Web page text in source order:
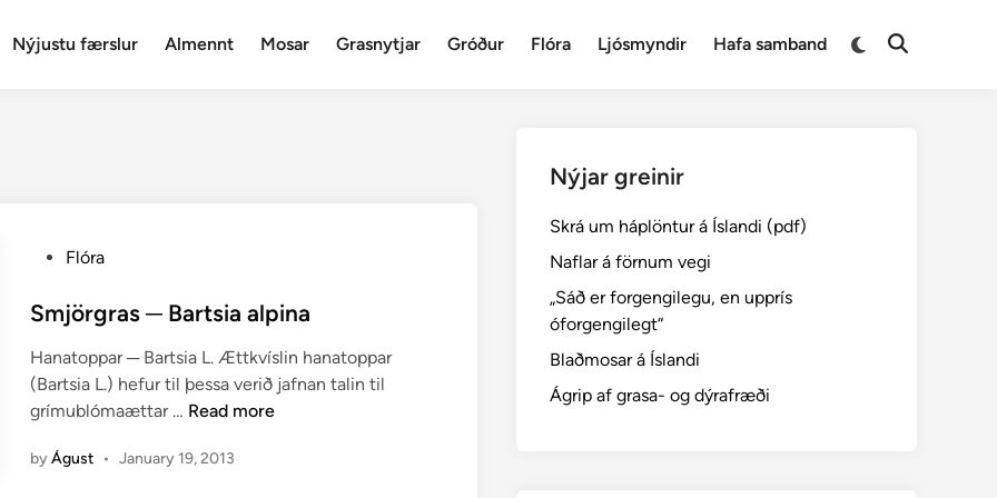
Nýjustu færslur Almennt Mosar Grasnytjar Gróður Flóra Ljósmyndir Hafa samband
Switch
Open
s
e
d
i
Flóra
Smjörgras ─ Bartsia alpina
Hanatoppar ─ Bartsia L. Ættkvíslin hanatoppar
(Bartsia L.) hefur til þessa verið jafnan talin til
grímublómaættar … S
j
Read more
byÁgust • January 19, 2013
Nýjar greinir
Skrá um háplöntur á Íslandi (pdf)
Naflar á förnum vegi
„Sáð er forgengilegu, en upprís
óforgengilegt“
Blaðmosar á Íslandi
Ágrip af grasa- og dýrafræði